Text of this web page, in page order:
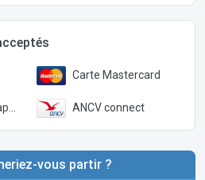
Carte Mastercard
ANCV connect
vous partir ?